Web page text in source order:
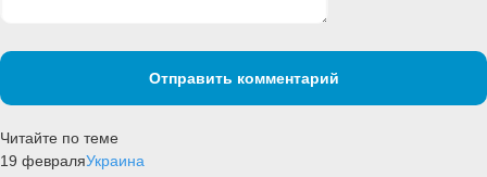
Отправить комментарий
Читайте по теме
19 февраляУкраина